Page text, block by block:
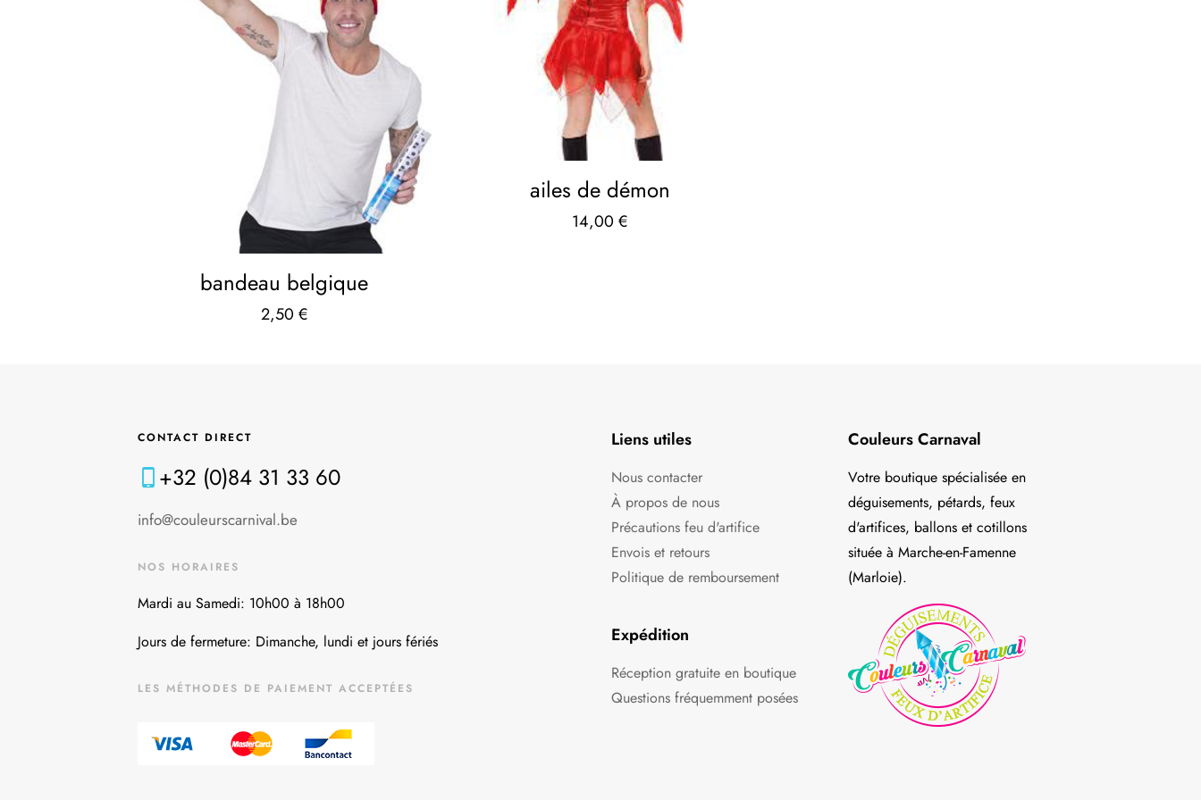
bandeau belgique
2,50€
ailes de démon
14,00€
CONTACT DIRECT
+32 (0)84 31 33 60
info@couleurscarnival.be
NOS HORAIRES
Mardi au Samedi: 10h00 à 18h00
Jours de fermeture: Dimanche, lundi et jours fériés
LES MÉTHODES DE PAIEMENT ACCEPTÉES
Liens utiles
Nous contacter
À propos de nous
Précautions feu d'artifice
Envois et retours
Politique de remboursement
Expédition
Réception gratuite en boutique
Questions fréquemment posées
Couleurs Carnaval
Votre boutique spécialisée en
déguisements, pétards, feux
d'artifices, ballons et cotillons
située à Marche-en-Famenne
(Marloie).